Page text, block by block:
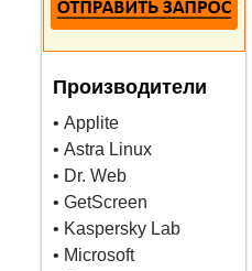
Производители
• Applite
• Astra Linux
• Dr. Web
• GetScreen
• Kaspersky Lab
• Microsoft